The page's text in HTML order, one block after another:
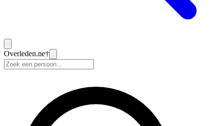
Overleden.ne†